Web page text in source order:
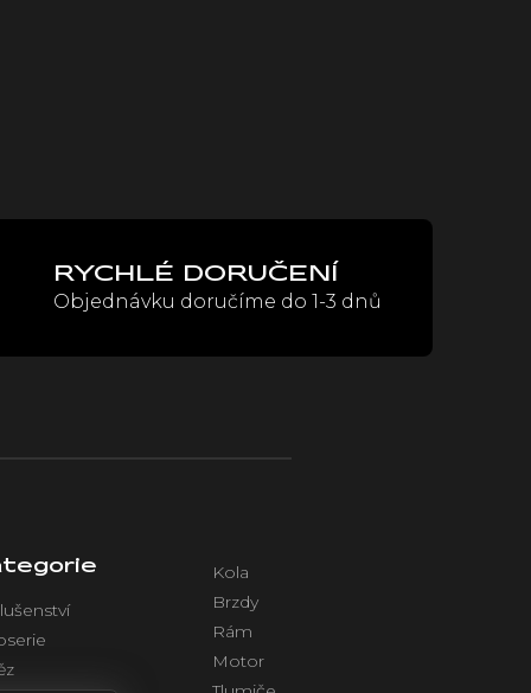
RYCHLÉ DORUČENÍ
Objednávku doručíme do 1-3 dnů
Kola
Brzdy
Rám
Motor